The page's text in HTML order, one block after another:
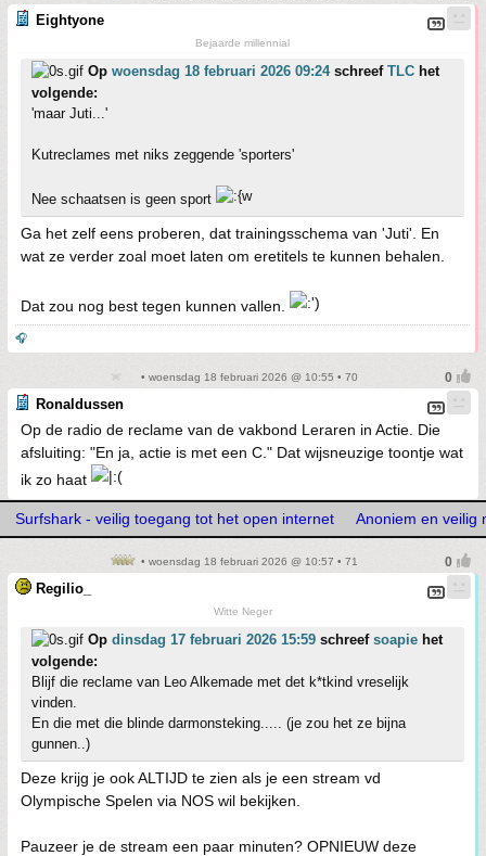
Eightyone
Bejaarde millennial
Op woensdag 18 februari 2026 09:24schreef TLC het
volgende:
'maar Juti...'
Kutreclames met niks zeggende 'sporters'
Nee schaatsen is geen sport
Ga het zelf eens proberen, dat trainingsschema van 'Juti'. En
wat ze verder zoal moet laten om eretitels te kunnen behalen.
Dat zou nog best tegen kunnen vallen.
🎧
• woensdag 18 februari 2026 @ 10:55 • 70
Ronaldussen
Op de radio de reclame van de vakbond Leraren in Actie. Die
afsluiting: "En ja, actie is met een C." Dat wijsneuzige toontje wat
ik zo haat
Surfshark - veilig toegang tot het open internet Anoniem en veilig
• woensdag 18 februari 2026 @ 10:57 • 71
Regilio_
Witte Neger
Op dinsdag 17 februari 2026 15:59 schreef soapie het
volgende:
Blijf die reclame van Leo Alkemade met det k*tkind vreselijk
vinden.
En die met die blinde darmonsteking..... (je zou het ze bijna
gunnen..)
Deze krijg je ook ALTIJD te zien als je een stream vd
Olympische Spelen via NOS wil bekijken.
Pauzeer je de stream een paar minuten? OPNIEUW deze